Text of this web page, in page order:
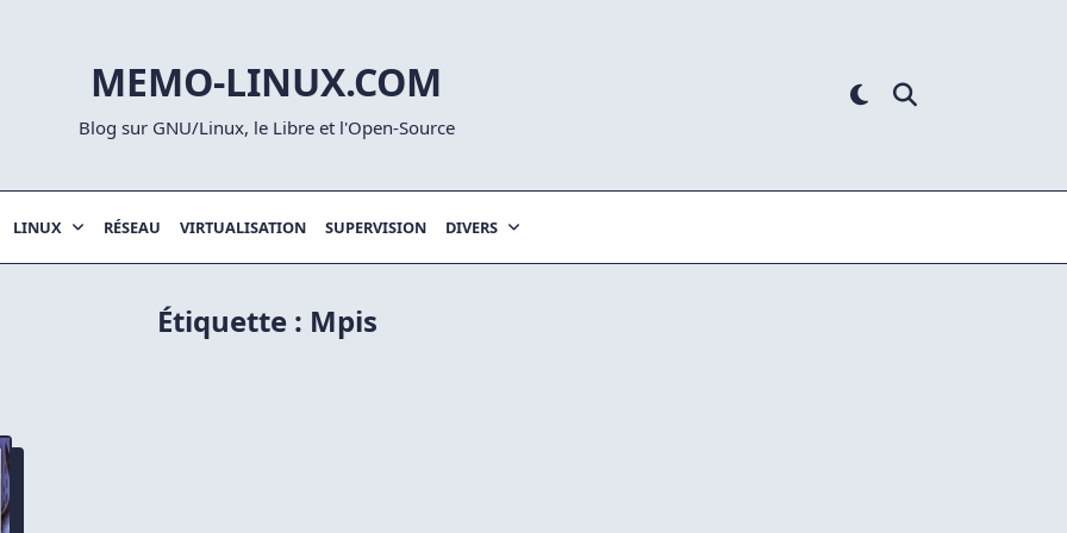
MEMO-LINUX.COM
Blog sur GNU/Linux, le Libre et l'Open-Source
LINUX RÉSEAU VIRTUALISATION SUPERVISION DIVERS
Étiquette : Mpis